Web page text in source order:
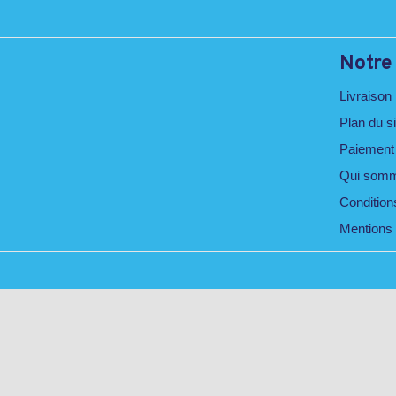
Livraison
Plan du
Qui
Mentions